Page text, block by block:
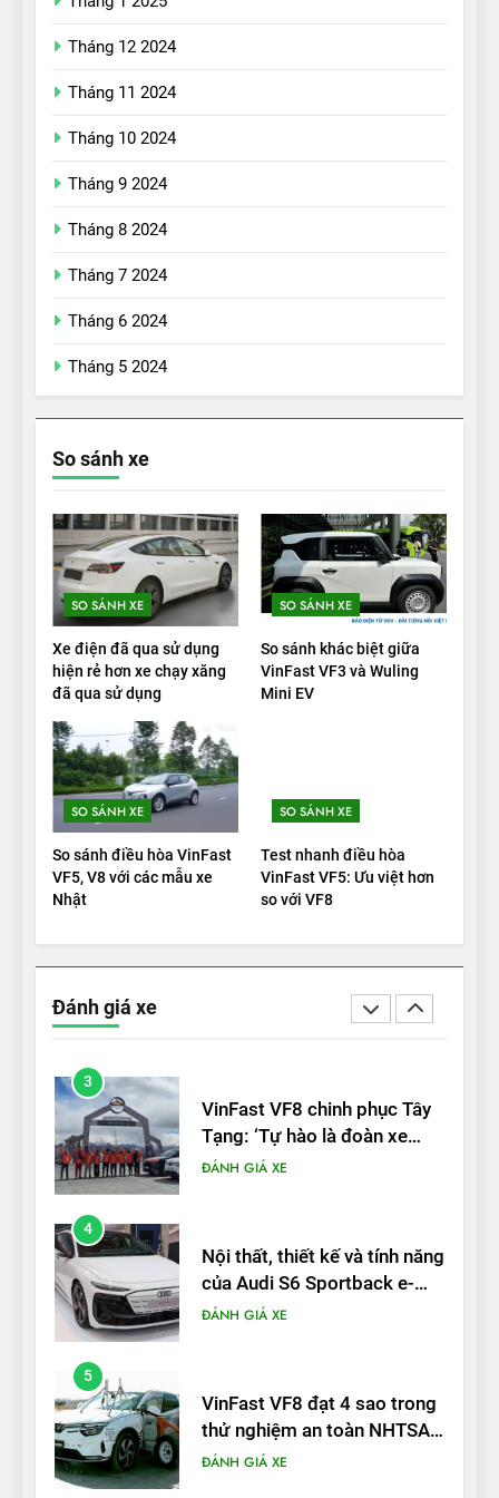
Tháng 12 2024
Tháng 11 2024
Tháng 10 2024
Tháng 9 2024
Tháng 8 2024
Tháng 7 2024
Tháng 6 2024
Tháng 5 2024
So sánh xe
SO SÁNH XE
Xe điện đã qua sử dụng
hiện rẻ hơn xe chạy xăng
đã qua sử dụng
SO SÁNH XE
So sánh khác biệt giữa
VinFast VF3 và Wuling
Mini EV
SO SÁNH XE
So sánh điều hòa VinFast
VF5, V8 với các mẫu xe
Nhật
SO SÁNH XE
Test nhanh điều hòa
VinFast VF5: Ưu việt hơn
so với VF8
Đánh giá xe
chỉ có trên VinFast VF8
VinFast VF9 có gì để cạnh
tranh với các xe xăng cùng
tầm giá?
ĐÁNH GIÁ XE
20
Đánh giá: Người đam mê xe
điện Hyundai Ioniq 5 N 2025
1
Xe tốt nhất để mua năm
2025: Green Car Reports
nêu tên 5 người vào chung
kết – Mỹ
ĐÁNH GIÁ XE
‘Wuling Bingo ồn, không có
trạm sạc, nhưng vẫn bán
3
VinFast VF8 chinh phục Tây
Tạng: ‘Tự hào là đoàn xe
điện Việt Nam đầu tiên lăn
ĐÁNH GIÁ XE
4
Nội thất, thiết kế và tính năng
của Audi S6 Sportback e-
tron
ĐÁNH GIÁ XE
5
VinFast VF8 đạt 4 sao trong
thử nghiệm an toàn NHTSA
tại Mỹ
ĐÁNH GIÁ XE